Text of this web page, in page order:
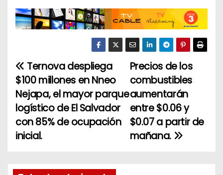
N
a
v
e
Precios de los
combustibles
aumentarán
entre $0.06 y
$0.07 a partir de
mañana.
Ternova despliega
$100 millones en Nneo
Nejapa, el mayor parque
logístico de El Salvador
con 85% de ocupación
inicial.